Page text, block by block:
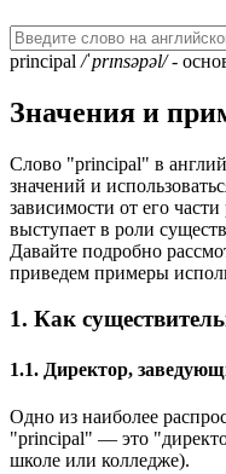
principal /ˈprɪnsəpəl/-
Значения и
Слово "principal" в
значений и
зависимости от его
выступает в роли
Давайте подробно
приведем примеры
1. Как
1.1. Директор,
Одно из наиболее
"principal" — это
школе или колледже).